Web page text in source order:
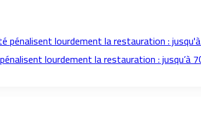
lourdement la restauration : jusqu’à